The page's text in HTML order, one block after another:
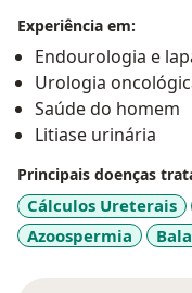
Infertilidade,
urodinâmico,
demais ramos da
Oncológica no
onde foram
oncologia na
técnicas em
laparoscopia.
Experiência em:
Endourologia e
Urologia
Saúde do homem
Litiase urinária
Principais doenças
Cálculos Ureterais
Azoospermia